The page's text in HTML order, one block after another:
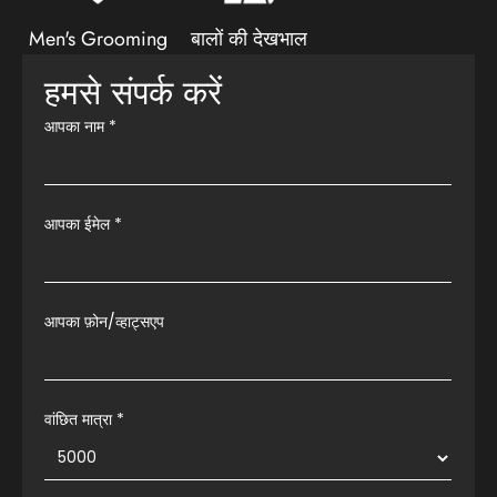
Men's Grooming बालों की देखभाल
हमसे संपर्क करें
आपका नाम *
आपका ईमेल *
आपका फ़ोन/व्हाट्सएप
वांछित मात्रा *